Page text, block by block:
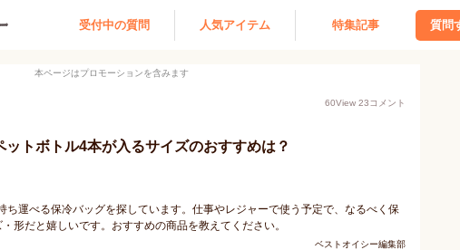
受付中の質問 人気アイテム 特集記事 質問
本ページはプロモーションを含みます
60View 23コメント
ットボトル4本が入るサイズのおすすめは？
運べる保冷バッグを探しています。仕事やレジャーで使う予定で、なるべく保
形だと嬉しいです。おすすめの商品を教えてください。
ベストオイシー編集部